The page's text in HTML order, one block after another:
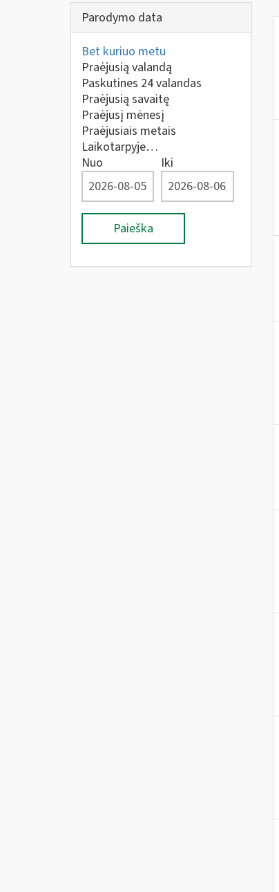
Parodymo data
Bet kuriuo metu
Praėjusią valandą
Paskutines 24 valandas
Praėjusią savaitę
Praėjusį mėnesį
Praėjusiais metais
Laikotarpyje…
Nuo
Iki
Paieška